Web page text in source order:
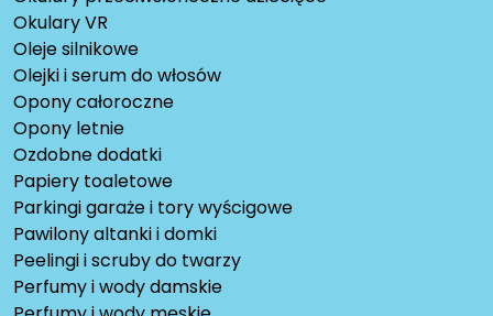
Okulary VR
Oleje silnikowe
Olejki i serum do włosów
Opony całoroczne
Opony letnie
Ozdobne dodatki
Papiery toaletowe
Parkingi garaże i tory wyścigowe
Pawilony altanki i domki
Peelingi i scruby do twarzy
Perfumy i wody damskie